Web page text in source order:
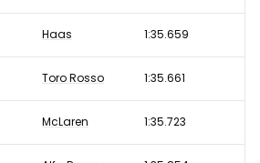
Haas 1:35.659
Toro Rosso 1:35.661
McLaren 1:35.723